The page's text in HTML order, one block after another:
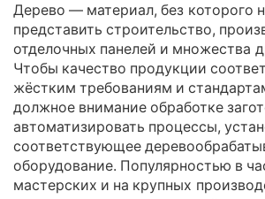
Дерево — материал, без которого
представить строительство,
отделочных панелей и множества
Чтобы качество продукции
жёстким требованиям и
должное внимание обработке
автоматизировать процессы,
соответствующее
оборудование. Популярностью в
мастерских и на крупных